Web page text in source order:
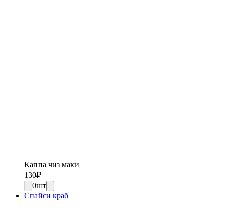
Каппа чиз маки
130₽
0шт
Спайси краб